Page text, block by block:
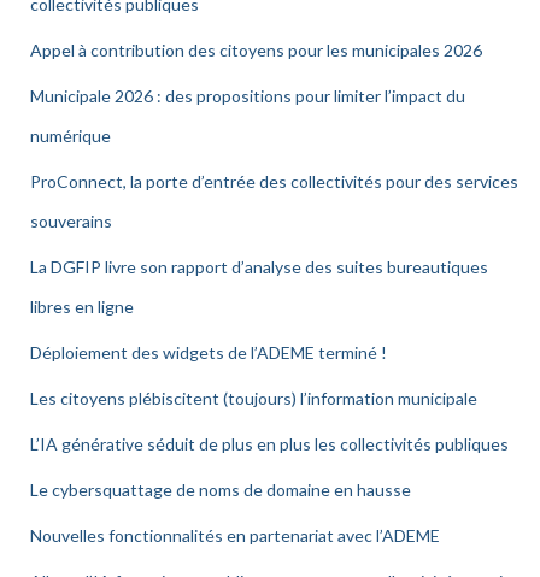
collectivités publiques
Appel à contribution des citoyens pour les municipales 2026
Municipale 2026 : des propositions pour limiter l’impact du
numérique
ProConnect, la porte d’entrée des collectivités pour des services
souverains
La DGFIP livre son rapport d’analyse des suites bureautiques
libres en ligne
Déploiement des widgets de l’ADEME terminé !
Les citoyens plébiscitent (toujours) l’information municipale
L’IA générative séduit de plus en plus les collectivités publiques
Le cybersquattage de noms de domaine en hausse
Nouvelles fonctionnalités en partenariat avec l’ADEME